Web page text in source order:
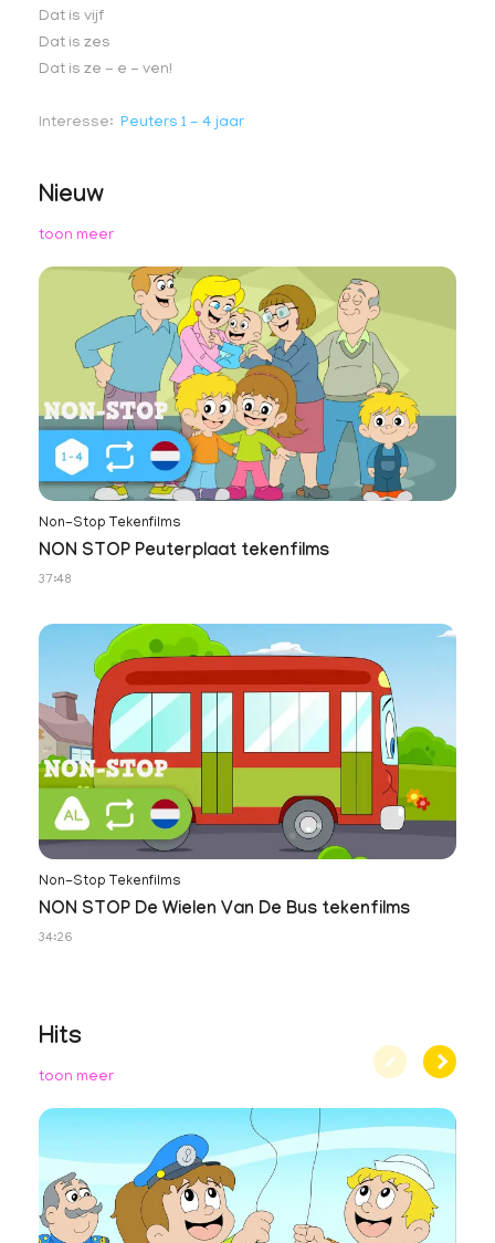
Dat is vijf
Dat is zes
Dat is ze - e - ven!
Interesse Peuters 1 - 4 jaar
Nieuw
toon meer
Non-Stop Tekenfilms
NON STOP Peuterplaat tekenfilms
37:48
Non-Stop Tekenfilms
NON STOP De Wielen Van De Bus tekenfilms
34:26
Hits
toon meer